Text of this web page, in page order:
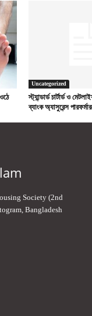
Uncategorized
স্ট্যান্ডার্ড চার্টার্ড ও
ব্যাংক অ্যাসুরেন্স
Society (2nd
Bangladesh